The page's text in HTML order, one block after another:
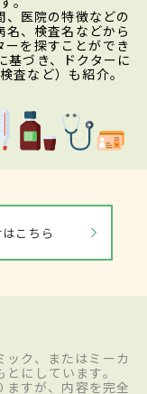
医院の特徴などの
、検査名などから
を探すことができ
基づき、ドクターに
査など）も紹介。
こちら
ク、またはミーカ
にしています。
すが、内容を完全